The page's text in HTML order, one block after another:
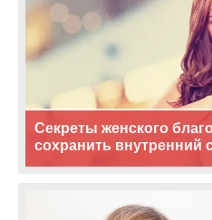
Секреты женского
сохранить внутренний